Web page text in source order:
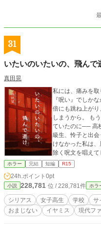
ちろん前作未読でもお楽
ブリスタ、小説
31
いたいのいたいの、飛んで
真田晃
私には、痛みを
『呪い』でしかなかった。 何故なら、
倍にも跳ね上が
しまうから。 もう二度と、この能力は使わない。そう、誓っ
ていたのに── 高校一年の春。 長い黒髪で顔の青痣を隠す同
級生、怜子と出
けなかった私は
除く呪文を唱えてしまう。 「『痛いの
け』」 この
ホラー 完結 短編 R15
24h.ポイント 0pt
小説 228,781 位 / 228,781件 ホラ
シリアス 女子高生 学校 サ
おまじない
イヤミス 現代フ